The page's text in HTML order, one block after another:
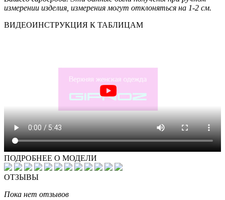
измерении изделия, измерения могут отклоняться на 1-2 см.
ВИДЕОИНСТРУКЦИЯ К ТАБЛИЦАМ
ПОДРОБНЕЕ О МОДЕЛИ
ОТЗЫВЫ
Пока нет отзывов